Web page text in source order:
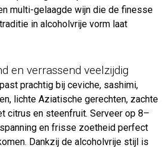
multi-gelaagde wijn die de finesse
in alcoholvrije vorm laat
en verrassend veelzijdig
prachtig bij ceviche, sashimi,
lichte Aziatische gerechten, zachte
citrus en steenfruit. Serveer op 8–
en frisse zoetheid perfect
Dankzij de alcoholvrije stijl is